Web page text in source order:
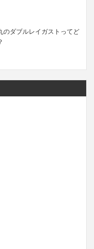
のダブルレイガストってど